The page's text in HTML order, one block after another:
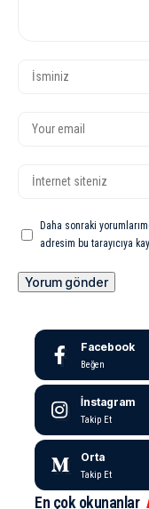
Daha sonraki
adresim bu tarayıcıya
Facebook
Beğen
İnstagram
Takip Et
Orta
Takip Et
En çok okunanlar